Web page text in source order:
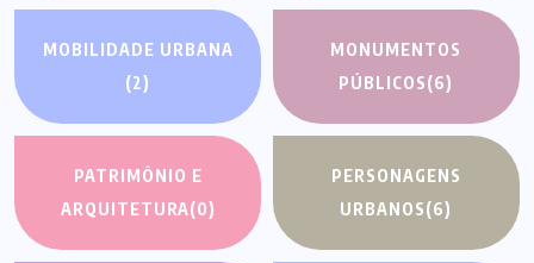
MOBILIDADE URBANA
(2)
MONUMENTOS
PÚBLICOS(6)
PATRIMÔNIO E
ARQUITETURA(0)
PERSONAGENS
URBANOS(6)